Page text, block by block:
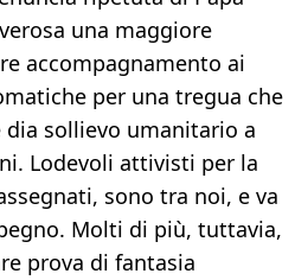
una maggiore
accompagnamento ai
per una tregua che
sollievo umanitario a
Lodevoli attivisti per la
sono tra noi, e va
Molti di più, tuttavia,
prova di fantasia